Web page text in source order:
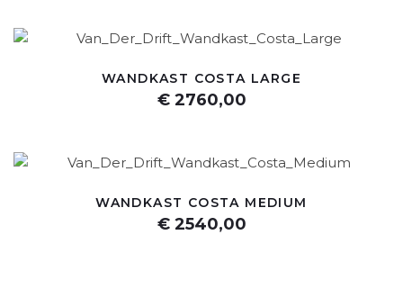
WANDKAST COSTA LARGE
€ 2760,00
WANDKAST COSTA MEDIUM
€ 2540,00